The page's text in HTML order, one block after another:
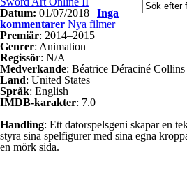
Datum: 01/07/2018 | Inga
kommentarer Nya filmer
Premiär: 2014–2015
Genrer: Animation
Regissör: N/A
Medverkande: Béatrice Déraciné Collins
Land: United States
Språk: English
IMDB-karakter: 7.0
Handling: Ett datorspelsgeni skapar en
styra sina spelfigurer med sina egna
en mörk sida.